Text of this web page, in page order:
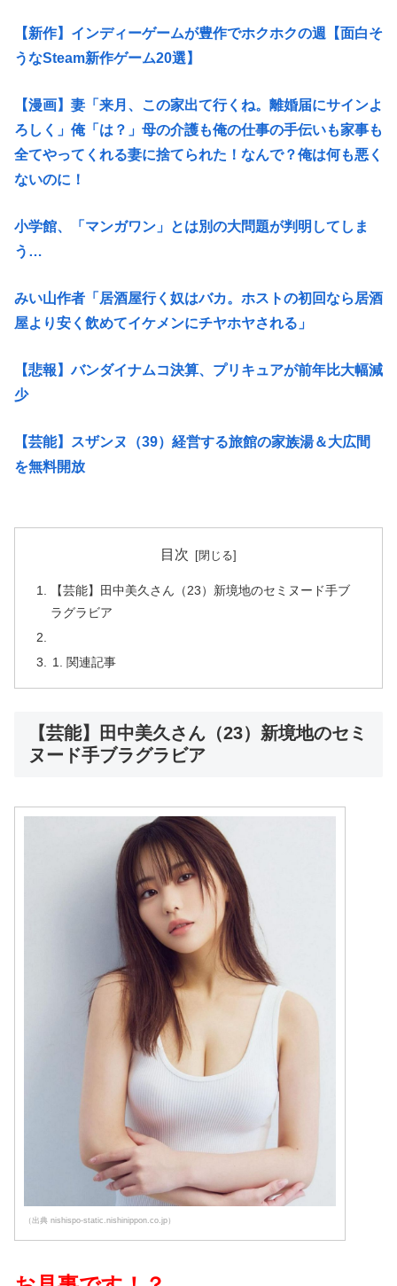
【新作】インディーゲームが豊作でホクホクの週【面白そ
うなSteam新作ゲーム20選】
【漫画】妻「来月、この家出て行くね。離婚届にサインよ
ろしく」俺「は？」母の介護も俺の仕事の手伝いも家事も
全てやってくれる妻に捨てられた！なんで？俺は何も悪く
ないのに！
小学館、「マンガワン」とは別の大問題が判明してしま
う…
みい山作者「居酒屋行く奴はバカ。ホストの初回なら居酒
屋より安く飲めてイケメンにチヤホヤされる」
【悲報】バンダイナムコ決算、プリキュアが前年比大幅減
少
【芸能】スザンヌ（39）経営する旅館の家族湯＆大広間
を無料開放
目次
【芸能】田中美久さん（23）新境地のセミヌード手ブ
ラグラビア
関連記事
【芸能】田中美久さん（23）新境地のセミ
ヌード手ブラグラビア
（出典 nishispo-static.nishinippon.co.jp）